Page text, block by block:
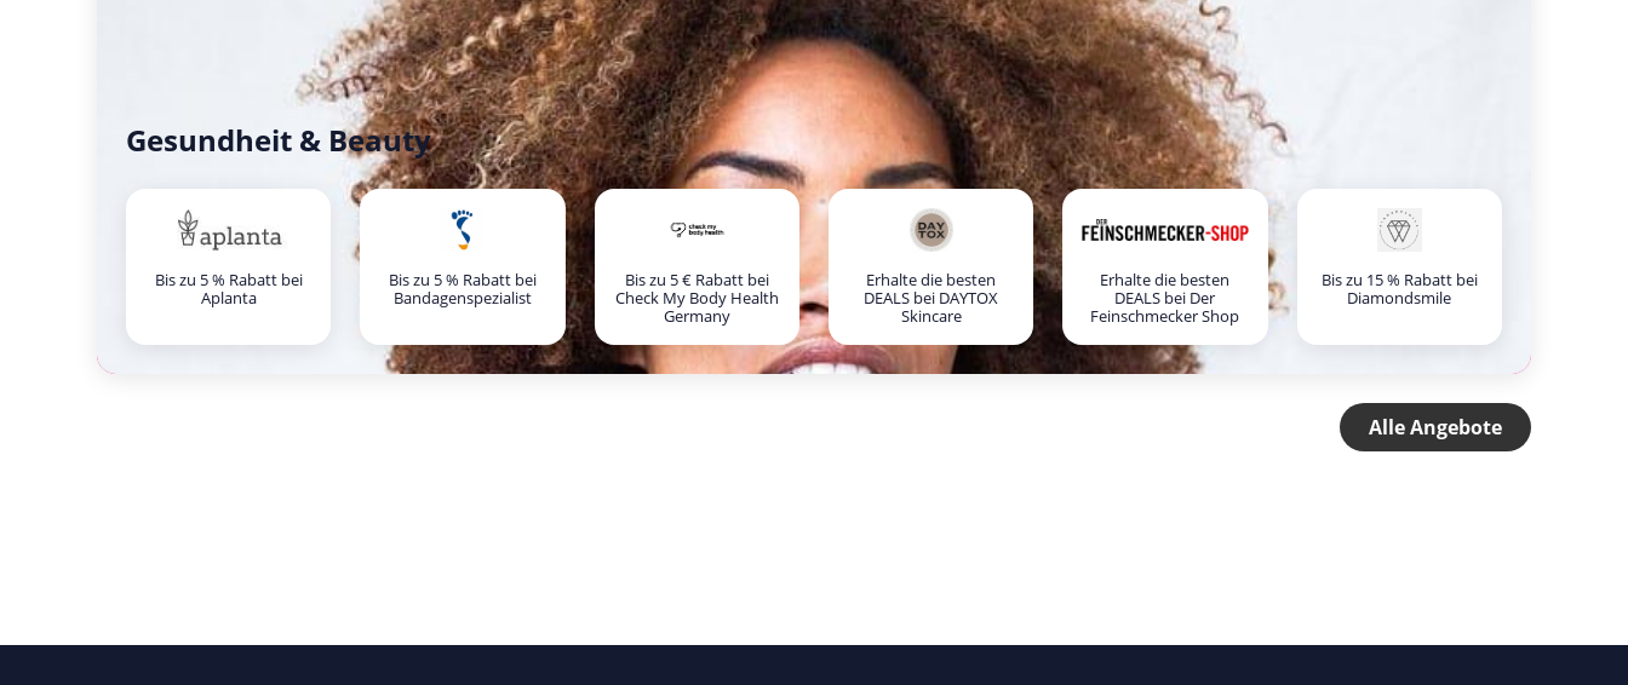
Gesundheit & Beauty
Bis zu 5 % Rabatt bei
Aplanta
Bis zu 5 % Rabatt bei
Bandagenspezialist
Bis zu 5 € Rabatt bei
Check My Body Health
Germany
Erhalte die besten
DEALS bei DAYTOX
Skincare
Erhalte die besten
DEALS bei Der
Feinschmecker Shop
Bis zu 15 % Rabatt bei
Diamondsmile
Alle Angebote